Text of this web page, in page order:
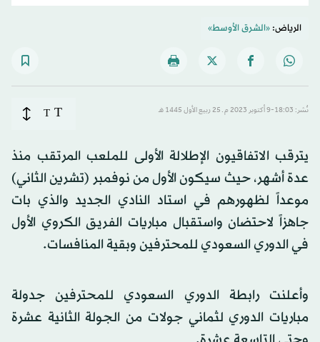
الرياض:«الشرق الأوسط»
نُشر: 18:03-9 أكتوبر 2023 م ـ 25 ربيع الأول 1445 هـ T
T
يترقب الاتفاقيون الإطلالة الأولى للملعب المرتقب منذ
عدة أشهر، حيث سيكون الأول من نوفمبر (تشرين الثاني)
موعداً لظهورهم في استاد النادي الجديد والذي بات
جاهزاً لاحتضان واستقبال مباريات الفريق الكروي الأول
في الدوري السعودي للمحترفين وبقية المنافسات.
وأعلنت رابطة الدوري السعودي للمحترفين جدولة
مباريات الدوري لثماني جولات من الجولة الثانية عشرة